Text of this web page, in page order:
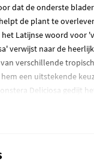
dat de onderste
de plant te
het Latijnse woord voor
verwijst naar de
verschillende
een uitstekende
Deliciosa gedijt
wat hem ideaal
niet moeilijk te